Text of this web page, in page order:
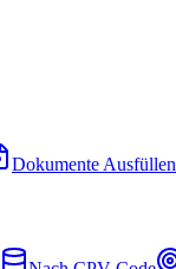
Dokumente Ausfüllen